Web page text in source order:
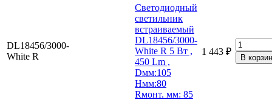
DL18456/3000-
White R
Светодиодный
светильник
встраиваемый
DL18456/3000-
White R 5 Вт ,
450 Lm ,
Dмм:105
Hмм:80
Rмонт. мм: 85
1 443 ₽